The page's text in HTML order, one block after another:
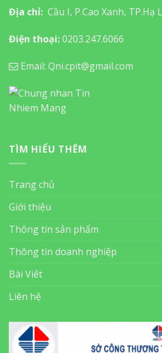
Địa chỉ: Cầu I, P.Cao Xanh,
Điện thoại:0203.247.6066
Email: Qni.cpit@gmail.com
TÌM HIỂU THÊM
Trang chủ
Giới thiệu
Thông tin sản phẩm
Thông tin doanh nghiệp
Bài Viết
Liên hệ